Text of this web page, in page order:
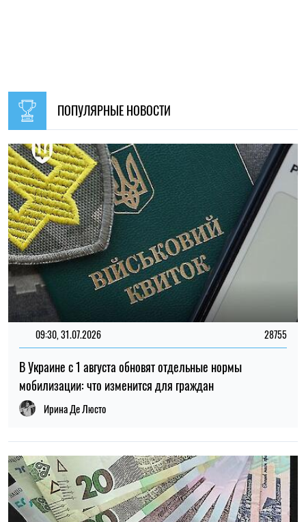
09:30, 31.07.2026
В Украине с 1 августа обновят отдельные нормы
мобилизации: что изменится для граждан
Ирина Де Люсто
14:59, 05.08.2026
В Украине готовят пенсионную реформу: что изменится в
выплатах, накоплениях и специальных пенсиях
Ирина Де Люсто